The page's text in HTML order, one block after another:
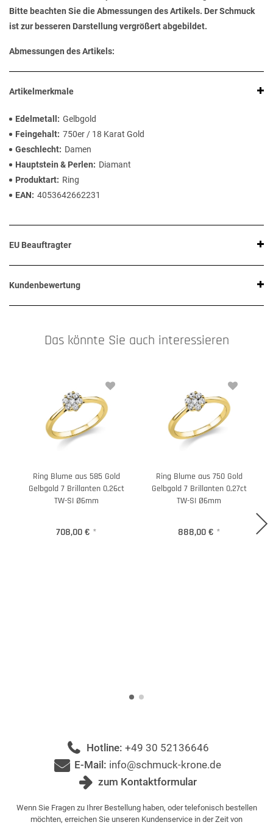
Bitte beachten Sie die Abmessungen des Artikels. Der Schmuck
ist zur besseren Darstellung vergrößert abgebildet.
Abmessungen des Artikels:
Artikelmerkmale
Edelmetall
Gelbgold
Feingehalt 750er / 18 Karat Gold
Geschlecht
Damen
Hauptstein & Perlen
Diamant
Produktart
Ring
EAN
4053642662231
EU Beauftragter
Kundenbewertung
Das könnte Sie auch interessieren
Ring Blume aus 585 Gold
Gelbgold 7 Brillanten 0,26ct
TW-SI Ø6mm
708,00 € *
Ring Blume aus 750 Gold
Gelbgold 7 Brillanten 0,27ct
TW-SI Ø6mm
888,00 € *
Hotline: +49 30 52136646
E-Mail: info@schmuck-krone.de
zum Kontaktformular
Wenn Sie Fragen zu Ihrer Bestellung haben, oder telefonisch bestellen
möchten, erreichen Sie unseren Kundenservice in der Zeit von